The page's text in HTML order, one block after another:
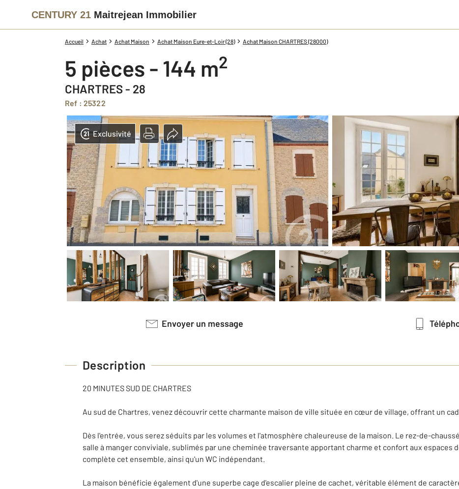
CENTURY 21 Maitrejean Immobilier
Accueil Achat Achat Maison Achat Maison Eure-et-Loir (28) Achat Maison CHARTRES (28000)
5 pièces - 144 m2
CHARTRES - 28
Ref : 25322
Exclusivité
Envoyer un message
Description
20 MINUTES SUD DE CHARTRES
Au sud de Chartres, venez découvrir cette charmante maison de ville située en cœur de village, offrant un
Dès l'entrée, vous serez séduits par les volumes et l'atmosphère chaleureuse de la maison. Le rez-de-
salle à manger conviviale, sublimés par une cheminée traversante apportant charme et confort aux espaces
complète cet ensemble, ainsi qu'un WC indépendant.
La maison bénéficie également d'une superbe cage d'escalier pleine de cachet, véritable élément de